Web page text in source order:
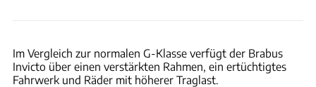
Im Vergleich zur normalen G-Klasse verfügt der Brabus
Invicto über einen verstärkten Rahmen, ein ertüchtigtes
Fahrwerk und Räder mit höherer Traglast.